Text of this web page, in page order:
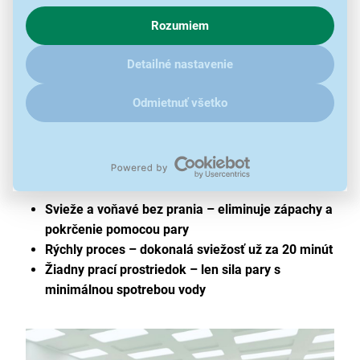
o chovaní na webe pre zobrazovaní cielených reklám.
V prípade že vás zaujímajú detaily, ako u nás s cookies a
ďalšími údaji pracujeme, kliknitesem.
Rozumiem
Detailné nastavenie
Odmietnuť všetko
Steam Refresh
Osviežuje bielizeň bez nutnosti prania
množstvo pary, ktoré prenikne hlboko do vlákien,
osvieži ich, odstráni zápach a vyrovná záhyby.
Svieže a voňavé bez prania – eliminuje zápachy a
pokrčenie pomocou pary
Rýchly proces – dokonalá sviežosť už za 20 minút
Žiadny prací prostriedok – len sila pary s
minimálnou spotrebou vody